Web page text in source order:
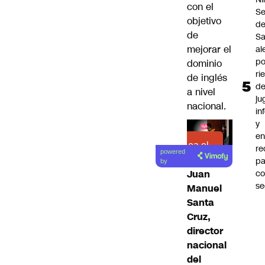
con el
objetivo
de
mejorar el
dominio
de inglés
a nivel
nacional.
Lea el
artículo
powered
by
Juan
Manuel
Santa
Cruz,
director
nacional
del
de
de
y